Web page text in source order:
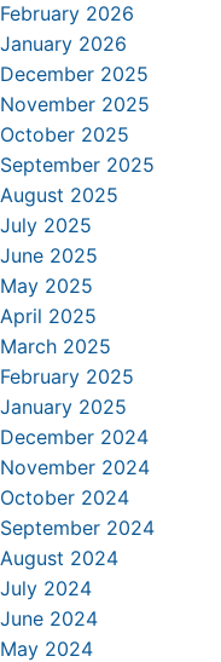
February 2026
January 2026
December 2025
November 2025
October 2025
September 2025
August 2025
July 2025
June 2025
May 2025
April 2025
March 2025
February 2025
January 2025
December 2024
November 2024
October 2024
September 2024
August 2024
July 2024
June 2024
May 2024